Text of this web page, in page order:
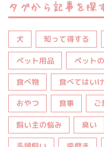
タグから記事を探
犬 知って得する
ペット用品 ペット
食べ物 食べてはい
おやつ 食事 ご
飼い主の悩み 臭い